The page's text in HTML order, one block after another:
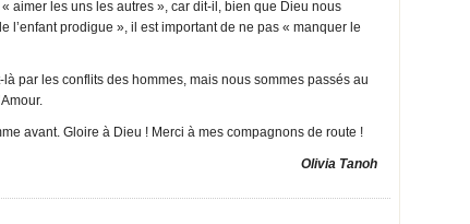
aimer les uns les autres », car dit-il, bien que Dieu nous
l’enfant prodigue », il est important de ne pas « manquer le
par les conflits des hommes, mais nous sommes passés au
avant. Gloire à Dieu ! Merci à mes compagnons de route !
Olivia Tanoh